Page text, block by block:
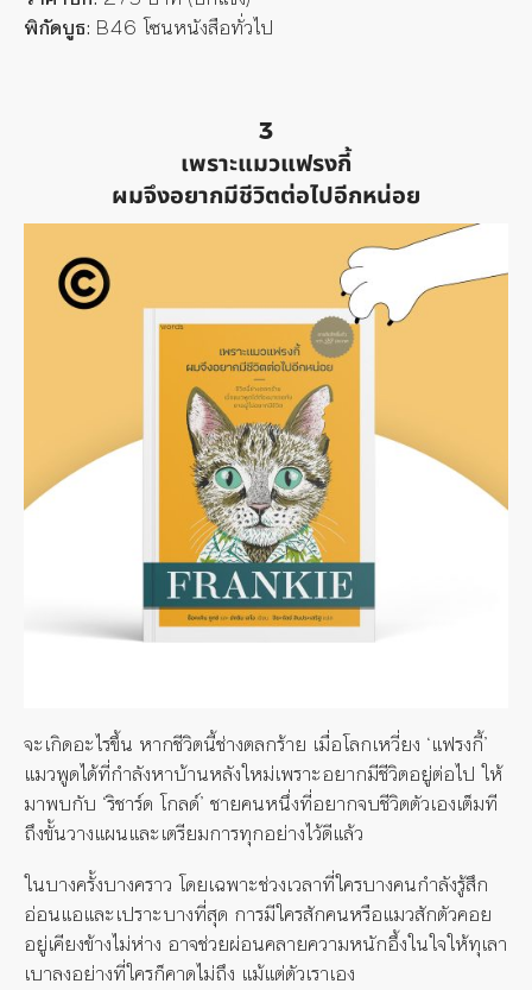
พิกัดบูธ: B46 โซนหนังสือทั่วไป
3
เพราะแมวแฟรงกี้
ผมจึงอยากมีชีวิตต่อไปอีกหน่อย
จะเกิดอะไรขึ้น หากชีวิตนี้ช่างตลกร้าย เมื่อโลกเหวี่ยง ‘แฟรงกี้’
แมวพูดได้ที่กำลังหาบ้านหลังใหม่เพราะอยากมีชีวิตอยู่ต่อไป ให้
มาพบกับ ‘ริชาร์ด โกลด์’ ชายคนหนึ่งที่อยากจบชีวิตตัวเองเต็มที
ถึงขั้นวางแผนและเตรียมการทุกอย่างไว้ดีแล้ว
ในบางครั้งบางคราว โดยเฉพาะช่วงเวลาที่ใครบางคนกำลังรู้สึก
อ่อนแอและเปราะบางที่สุด การมีใครสักคนหรือแมวสักตัวคอย
อยู่เคียงข้างไม่ห่าง อาจช่วยผ่อนคลายความหนักอึ้งในใจให้ทุเลา
เบาลงอย่างที่ใครก็คาดไม่ถึง แม้แต่ตัวเราเอง